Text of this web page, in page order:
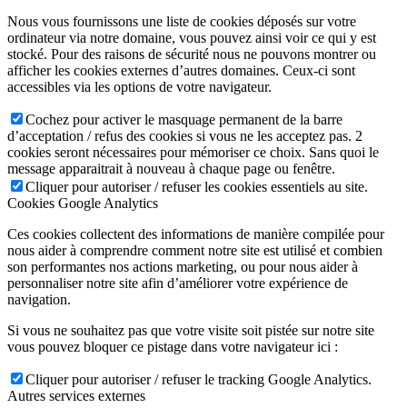
Nous vous fournissons une liste de cookies déposés sur votre
ordinateur via notre domaine, vous pouvez ainsi voir ce qui y est
stocké. Pour des raisons de sécurité nous ne pouvons montrer ou
afficher les cookies externes d’autres domaines. Ceux-ci sont
accessibles via les options de votre navigateur.
Cochez pour activer le masquage permanent de la barre
d’acceptation / refus des cookies si vous ne les acceptez pas. 2
cookies seront nécessaires pour mémoriser ce choix. Sans quoi le
message apparaitrait à nouveau à chaque page ou fenêtre.
Cliquer pour autoriser / refuser les cookies essentiels au site.
Cookies Google Analytics
Ces cookies collectent des informations de manière compilée pour
nous aider à comprendre comment notre site est utilisé et combien
son performantes nos actions marketing, ou pour nous aider à
personnaliser notre site afin d’améliorer votre expérience de
navigation.
Si vous ne souhaitez pas que votre visite soit pistée sur notre site
vous pouvez bloquer ce pistage dans votre navigateur ici :
Cliquer pour autoriser / refuser le tracking Google Analytics.
Autres services externes